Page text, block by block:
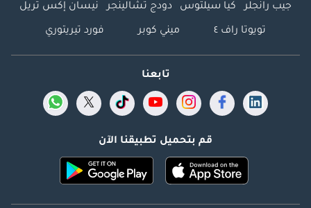
جيب رانجلر كيا سيلتوس دودج تشالينجر نيسان إكس تريل
تويوتا راف ٤ ميني كوبر فورد تيريتوري
تابعنا
قم بتحميل تطبيقنا الآن